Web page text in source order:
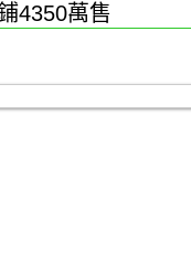
4350萬售